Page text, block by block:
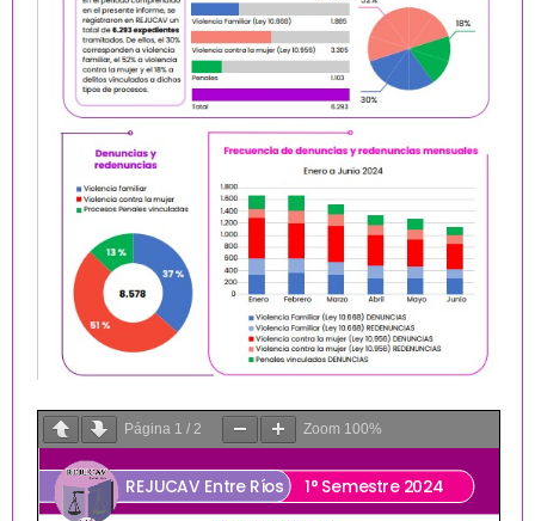
Página 1 / 2 Zoom 100%